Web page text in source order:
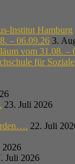
Institut Hamburg
– 06.09.26 3.
vom 31.08. –
für
23. Juli 2026
22. Juli
2026
Juli 2026